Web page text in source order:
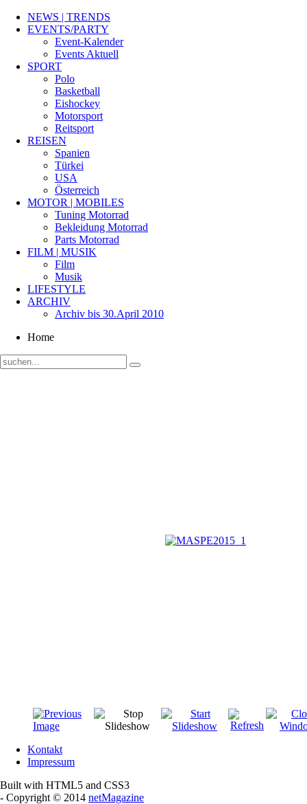
NEWS | TRENDS
EVENTS/PARTY
Event-Kalender
Events Aktuell
SPORT
Polo
Basketball
Eishockey
Motorsport
Reitsport
REISEN
Spanien
Türkei
USA
Österreich
MOTOR | MOBILES
Tuning Motorrad
Bekleidung Motorrad
Parts Motorrad
FILM | MUSIK
Film
Musik
LIFESTYLE
ARCHIV
Archiv bis 30.April 2010
Home
Kontakt
Impressum
Built with HTML5 and CSS3
- Copyright © 2014 netMagazine